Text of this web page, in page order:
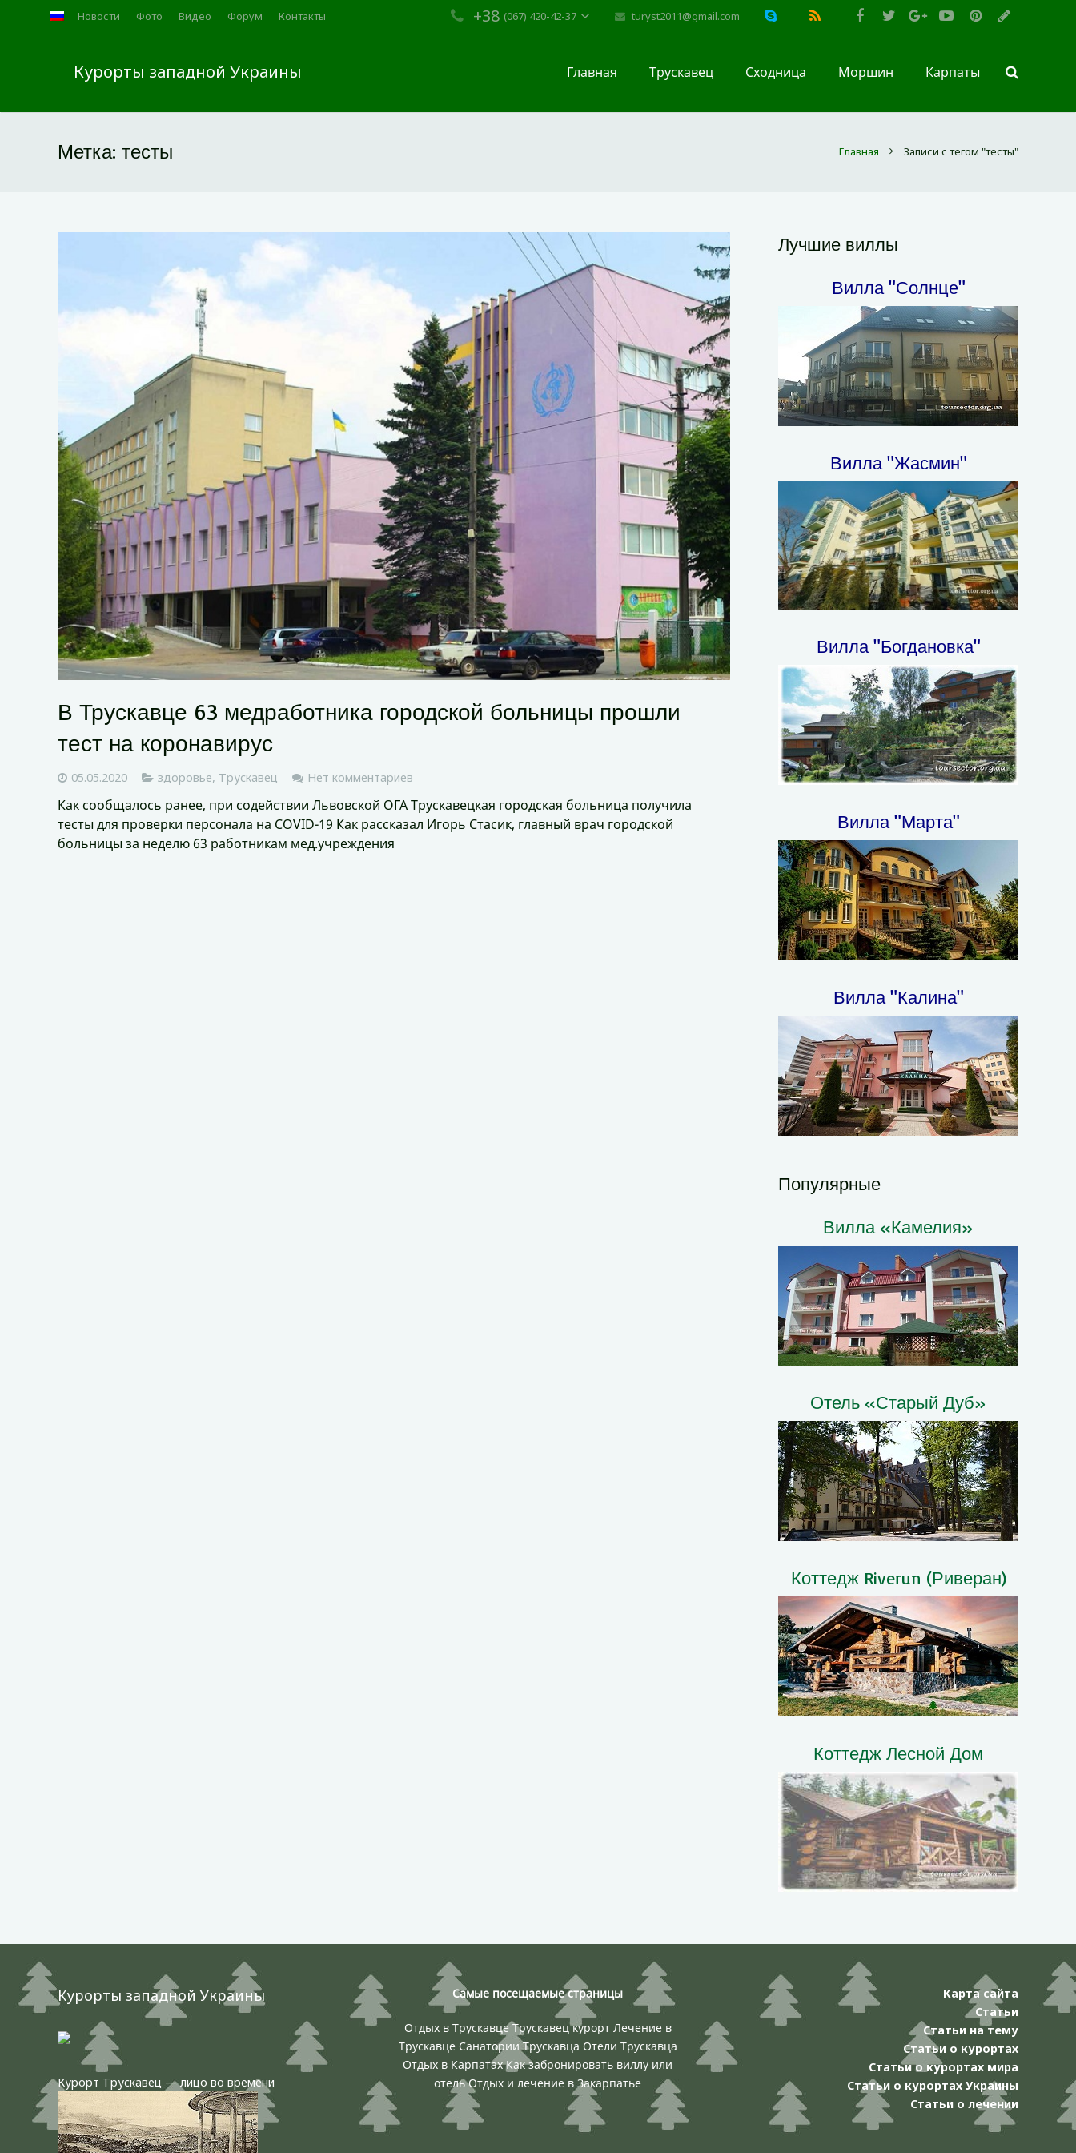
Новости Фото Видео Форум Контакты +38 (067) 420-42-37 turyst2011@gmail.com
Курорты западной Украины Главная Трускавец Сходница Моршин Карпаты
Метка: тесты Главная Записи с тегом "тесты"
В Трускавце 63 медработника городской больницы прошли
тест на коронавирус
05.05.2020 здоровье, Трускавец Нет комментариев
Как сообщалось ранее, при содействии Львовской ОГА Трускавецкая городская больница получила
тесты для проверки персонала на COVID-19 Как рассказал Игорь Стасик, главный врач городской
больницы за неделю 63 работникам мед.учреждения
Лучшие виллы
Вилла "Солнце"
Вилла "Жасмин"
Вилла "Богдановка"
Вилла "Марта"
Вилла "Калина"
Популярные
Вилла «Камелия»
Отель «Старый Дуб»
Коттедж Riverun (Риверан)
Коттедж Лесной Дом
Курорты западной Украины
Курорт Трускавец — лицо во времени
Самые посещаемые страницы
Отдых в Трускавце Трускавец курорт Лечение в
Трускавце Санатории Трускавца Отели Трускавца
Отдых в Карпатах Как забронировать виллу или
отель Отдых и лечение в Закарпатье
Карта сайта
Статьи
Статьи на тему
Статьи о курортах
Статьи о курортах мира
Статьи о курортах Украины
Статьи о лечении